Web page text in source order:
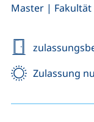
Master, |
Zulassung